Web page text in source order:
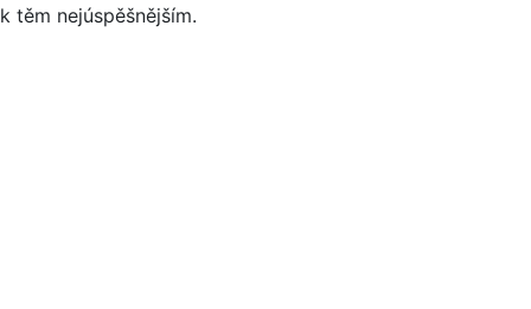
k těm nejúspěšnějším.